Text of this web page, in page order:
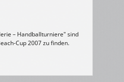
– Handballturniere" sind
Cup 2007 zu finden.